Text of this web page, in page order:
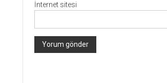
İnternet sitesi